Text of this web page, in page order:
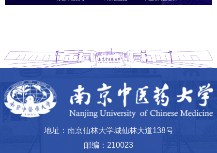
地址：南京仙林大学城仙林大道138号
邮编：210023